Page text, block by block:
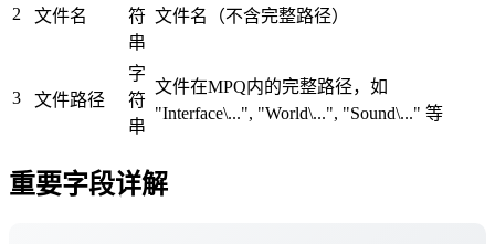
2 文件名
符
串
文件名（不含完整路径）
3 文件路径
字
符
串
文件在MPQ内的完整路径，如
"Interface\...", "World\...", "Sound\..." 等
重要字段详解